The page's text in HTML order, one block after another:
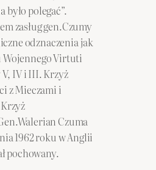
było polegać”.
zasług gen.Czumy
odznaczenia jak
Wojennego Virtuti
IV i III. Krzyż
z Mieczami i
Czuma
1962 roku w Anglii
pochowany.